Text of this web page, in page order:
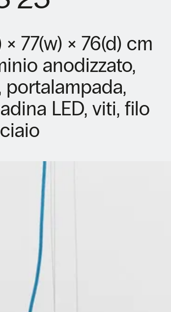
77(w) × 76(d) cm
anodizzato,
portalampada,
LED, viti, filo